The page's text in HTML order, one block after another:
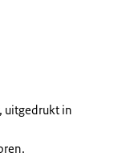
uitgedrukt in